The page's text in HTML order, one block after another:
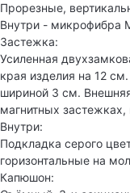
Прорезные,
Внутри - микрофибра
Застежка:
Усиленная
края изделия на 12
шириной 3 см.
магнитных застежках,
Внутри:
Подкладка серого
горизонтальные на
Капюшон: